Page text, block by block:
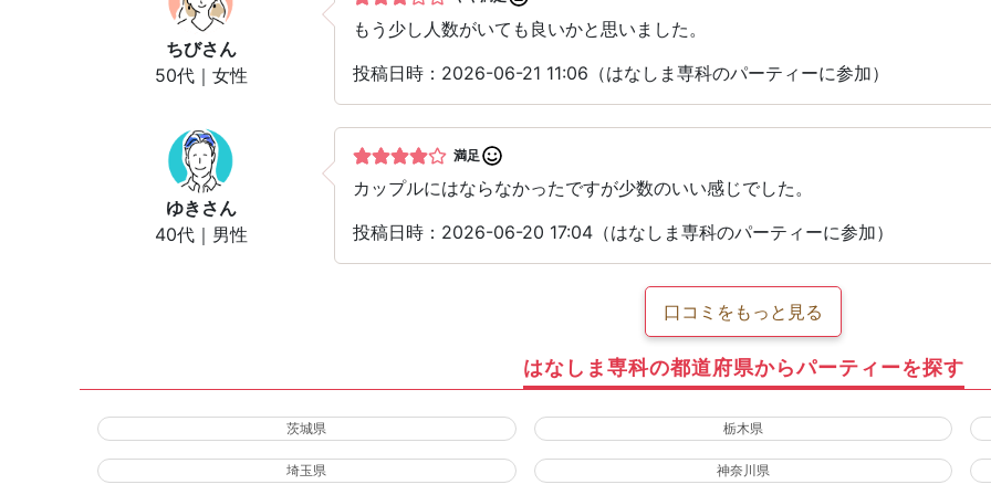
ちびさん
50代｜女性
もう少し人数がいても良いかと思いました。
投稿日時：2026-06-21 11:06（はなしま専科のパーティーに参加）
ゆき さん
40代｜男性
満足
カップルにはならなかったですが少数のいい感じでした。
投稿日時：2026-06-20 17:04（はなしま専科のパーティーに参加）
口コミをもっと見る
はなしま専科の都道府県からパーティーを探す
茨城県 栃木県
埼玉県 神奈川県